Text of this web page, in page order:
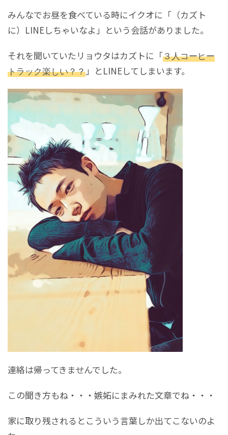
みんなでお昼を食べている時にイクオに「（カズト
に）LINEしちゃいなよ」という会話がありました。
それを聞いていたリョウタはカズトに「３人コーヒー
トラック楽しい？？」とLINEしてしまいます。
連絡は帰ってきませんでした。
この聞き方もね・・・嫉妬にまみれた文章でね・・・
家に取り残されるとこういう言葉しか出てこないのよ